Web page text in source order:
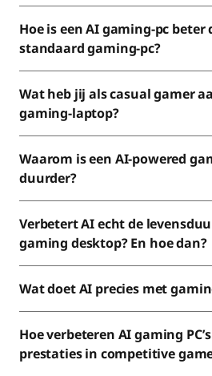
Hoe is een AI gaming-pc beter
standaard gaming-pc?
Wat heb jij als casual gamer
gaming-laptop?
Waarom is een AI-powered
duurder?
Verbetert AI echt de
gaming desktop? En hoe dan?
Wat doet AI precies met
Hoe verbeteren AI gaming
prestaties in competitive